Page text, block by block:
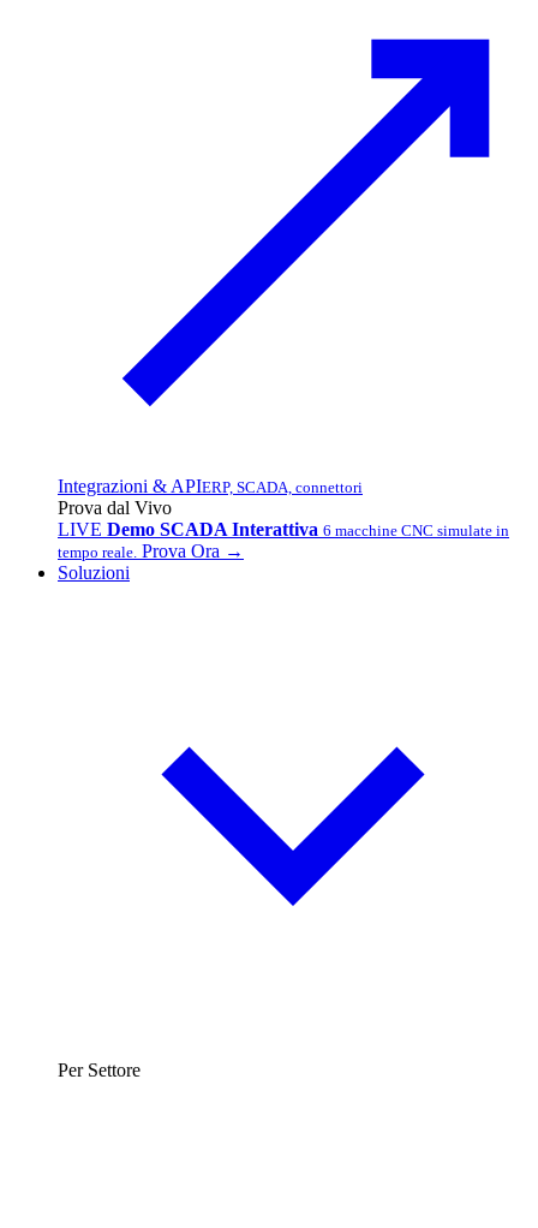
Integrazioni & APIERP, SCADA, connettori
Prova dal Vivo
LIVE Demo SCADA Interattiva 6 macchine CNC simulate in
tempo reale. Prova Ora →
Soluzioni
Per Settore